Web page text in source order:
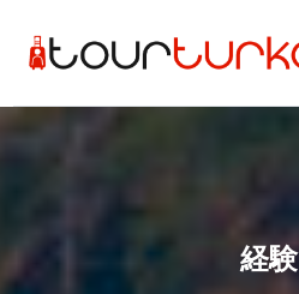
経験